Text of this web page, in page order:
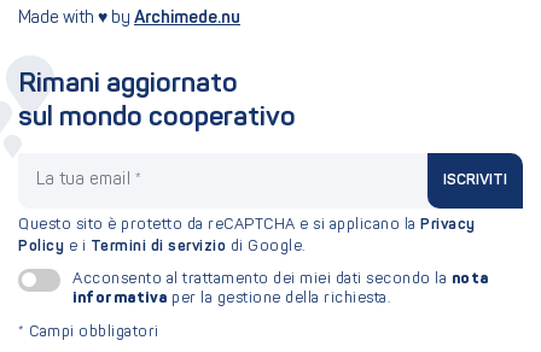
Made with ♥ by Archimede.nu
Rimani aggiornato
sul mondo cooperativo
ISCRIVITI
Questo sito è protetto da reCAPTCHA e si applicano la Privacy
Policy e i Termini di servizio di Google.
Acconsento al trattamento dei miei dati secondo la nota
informativa per la gestione della richiesta.
* Campi obbligatori